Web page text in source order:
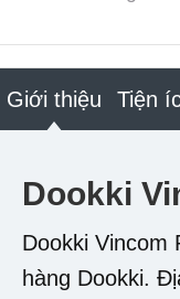
Giới thiệu Tiện
Dookki
Dookki Vincom
hàng Dookki.